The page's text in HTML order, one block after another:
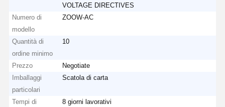
VOLTAGE DIRECTIVES
Numero di
modello
ZOOW-AC
Quantità di
ordine minimo
10
Prezzo
Negotiate
Imballaggi
particolari
Scatola di carta
Tempi di
8 giorni lavorativi